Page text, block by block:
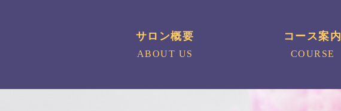
サロン概要
ABOUT US
コース案内
COURSE